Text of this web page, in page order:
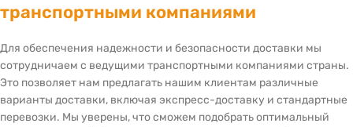
транспортными компаниями
Для обеспечения надежности и безопасности доставки мы
сотрудничаем с ведущими транспортными компаниями страны.
Это позволяет нам предлагать нашим клиентам различные
варианты доставки, включая экспресс-доставку и стандартные
перевозки. Мы уверены, что сможем подобрать оптимальный